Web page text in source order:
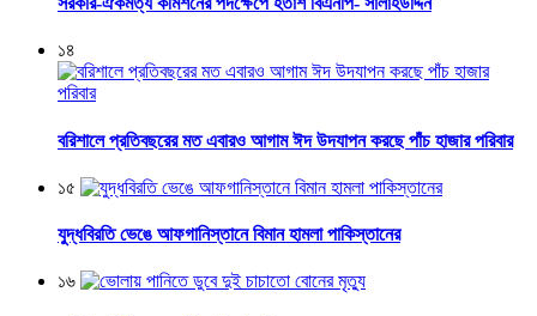
১৪
বরিশালে প্রতিবছরের মত এবারও আগাম ঈদ উদযাপন করছে পাঁচ হাজার পরিবার
১৫
যুদ্ধবিরতি ভেঙে আফগানিস্তানে বিমান হামলা পাকিস্তানের
১৬